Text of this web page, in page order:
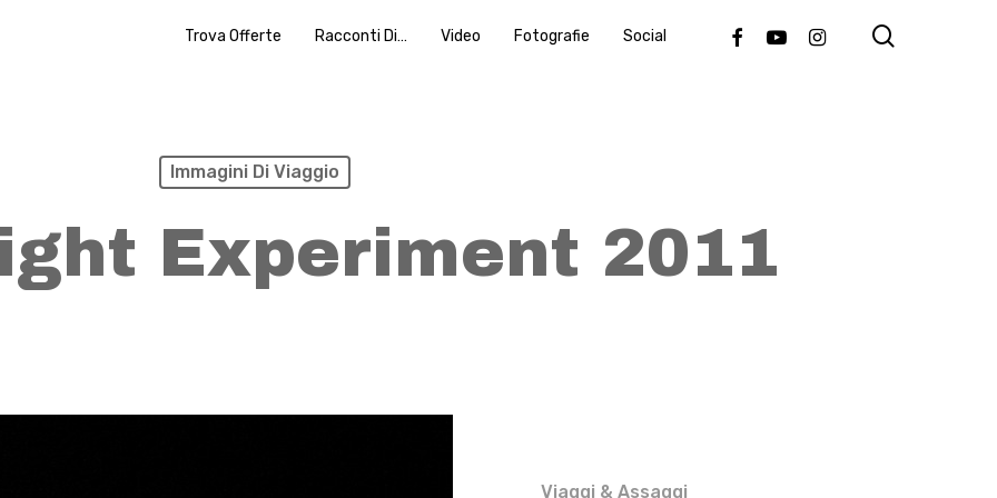
Trova Offerte Racconti Di… Video Fotografie Social FacebookYoutubeInstagram
Immagini Di Viaggio
Experiment 2011
Viaggi & Assaggi